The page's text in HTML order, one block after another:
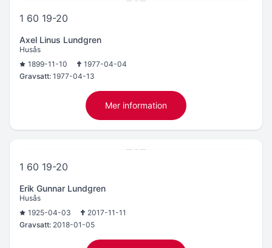
1 60 19-20
Axel Linus Lundgren
Husås
1899-11-10
1977-04-04
Gravsatt: 1977-04-13
Mer information
1 60 19-20
Erik Gunnar Lundgren
Husås
1925-04-03
2017-11-11
Gravsatt: 2018-01-05